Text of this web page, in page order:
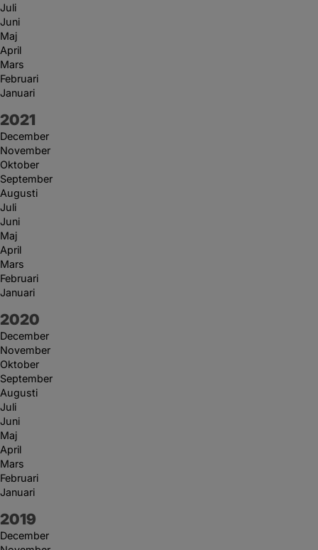
Juli
Juni
Maj
April
Mars
Februari
Januari
År:
2021
December
November
Oktober
September
Augusti
Juli
Juni
Maj
April
Mars
Februari
Januari
År:
2020
December
November
Oktober
September
Augusti
Juli
Juni
Maj
April
Mars
Februari
Januari
År:
2019
December